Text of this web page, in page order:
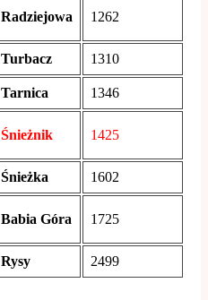
Radziejowa 1262
Turbacz 1310
Tarnica 1346
Śnieżnik 1425
Śnieżka 1602
Babia Góra 1725
Rysy 2499